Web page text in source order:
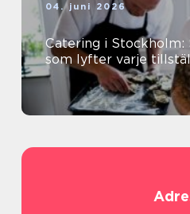
04. juni 2026
Catering i Stockholm:
som lyfter varje